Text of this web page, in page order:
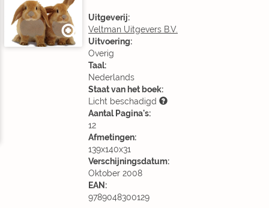
Uitgeverij:
Veltman Uitgevers B.V.
Uitvoering:
Overig
Taal:
Nederlands
Staat van het boek:
Licht beschadigd
Aantal Pagina's:
12
Afmetingen:
139x140x31
Verschijningsdatum:
Oktober 2008
EAN:
9789048300129